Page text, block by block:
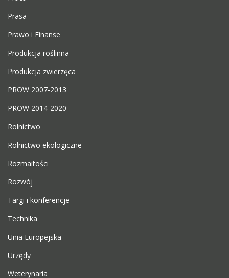
Prasa
Prawo i Finanse
Produkcja roślinna
Produkcja zwierzęca
PROW 2007-2013
PROW 2014-2020
Rolnictwo
Rolnictwo ekologiczne
Rozmaitości
Rozwój
Targi i konferencje
Technika
Unia Europejska
Urzędy
Weterynaria